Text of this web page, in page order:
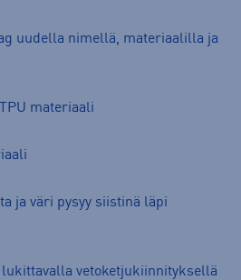
uudella nimellä, materiaalilla ja
materiaali
ja väri pysyy siistinä läpi
vetoketjukiinnityksellä